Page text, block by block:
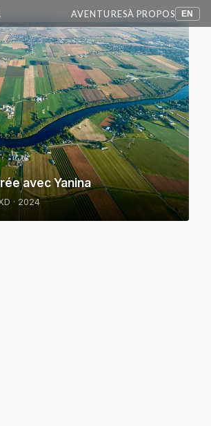
AVENTURESÀ PROPOS EN
nuit en
avec Yanina
· 2024